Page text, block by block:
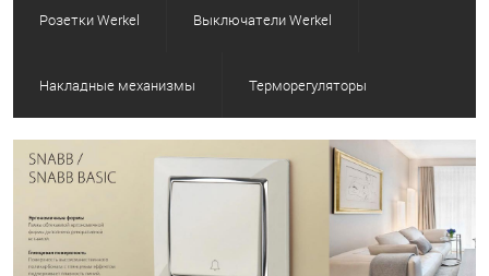
Розетки Werkel Выключатели Werkel
Накладные механизмы Терморегуляторы